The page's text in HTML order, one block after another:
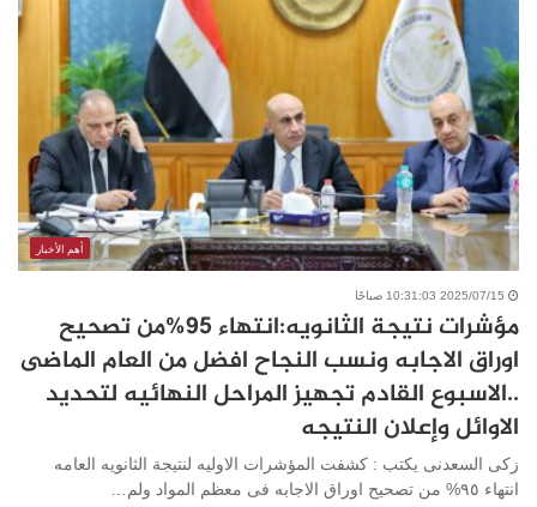
أهم الأخبار
2025/07/15 10:31:03 صباحًا
مؤشرات نتيجة الثانويه:انتهاء ٩٥%من تصحيح
اوراق الاجابه ونسب النجاح افضل من العام الماضى
..الاسبوع القادم تجهيز المراحل النهائيه لتحديد
الاوائل وإعلان النتيجه
زكى السعدنى يكتب : كشفت المؤشرات الاوليه لنتيجة الثانويه العامه
انتهاء ٩٥% من تصحيح اوراق الاجابه فى معظم المواد ولم…